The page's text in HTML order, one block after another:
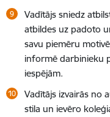
Vadītājs sniedz
atbildes uz padoto
savu piemēru
informē darbinieku
iespējām.
Vadītājs izvairās no
stila un ievēro